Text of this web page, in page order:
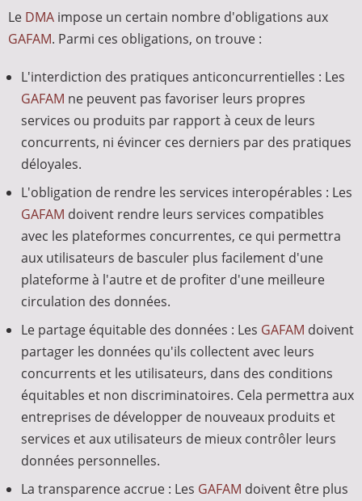
Le DMA impose un certain nombre d'obligations aux
GAFAM. Parmi ces obligations, on trouve :
L'interdiction des pratiques anticoncurrentielles : Les
GAFAM ne peuvent pas favoriser leurs propres
services ou produits par rapport à ceux de leurs
concurrents, ni évincer ces derniers par des pratiques
déloyales.
L'obligation de rendre les services interopérables : Les
GAFAM doivent rendre leurs services compatibles
avec les plateformes concurrentes, ce qui permettra
aux utilisateurs de basculer plus facilement d'une
plateforme à l'autre et de profiter d'une meilleure
circulation des données.
Le partage équitable des données : Les GAFAM doivent
partager les données qu'ils collectent avec leurs
concurrents et les utilisateurs, dans des conditions
équitables et non discriminatoires. Cela permettra aux
entreprises de développer de nouveaux produits et
services et aux utilisateurs de mieux contrôler leurs
données personnelles.
La transparence accrue : Les GAFAM doivent être plus